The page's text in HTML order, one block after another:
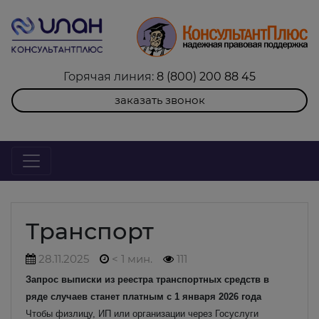
Горячая линия: 8 (800) 200 88 45
заказать звонок
Транспорт
28.11.2025 < 1 мин. 111
Запрос выписки из реестра транспортных средств в
ряде случаев станет платным с 1 января 2026 года
Чтобы физлицу, ИП или организации через Госуслуги